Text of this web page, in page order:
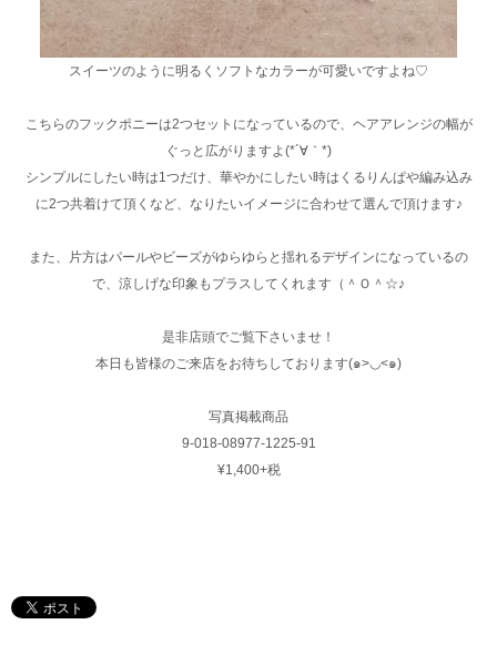
スイーツのように明るくソフトなカラーが可愛いですよね♡
こちらのフックポニーは2つセットになっているので、ヘアアレンジの幅が
ぐっと広がりますよ(*´∀｀*)
シンプルにしたい時は1つだけ、華やかにしたい時はくるりんぱや編み込み
に2つ共着けて頂くなど、なりたいイメージに合わせて選んで頂けます♪
また、片方はパールやビーズがゆらゆらと揺れるデザインになっているの
で、涼しげな印象もプラスしてくれます（＾Ｏ＾☆♪
是非店頭でご覧下さいませ！
本日も皆様のご来店をお待ちしております(๑>◡<๑)
写真掲載商品
9-018-08977-1225-91
¥1,400+税